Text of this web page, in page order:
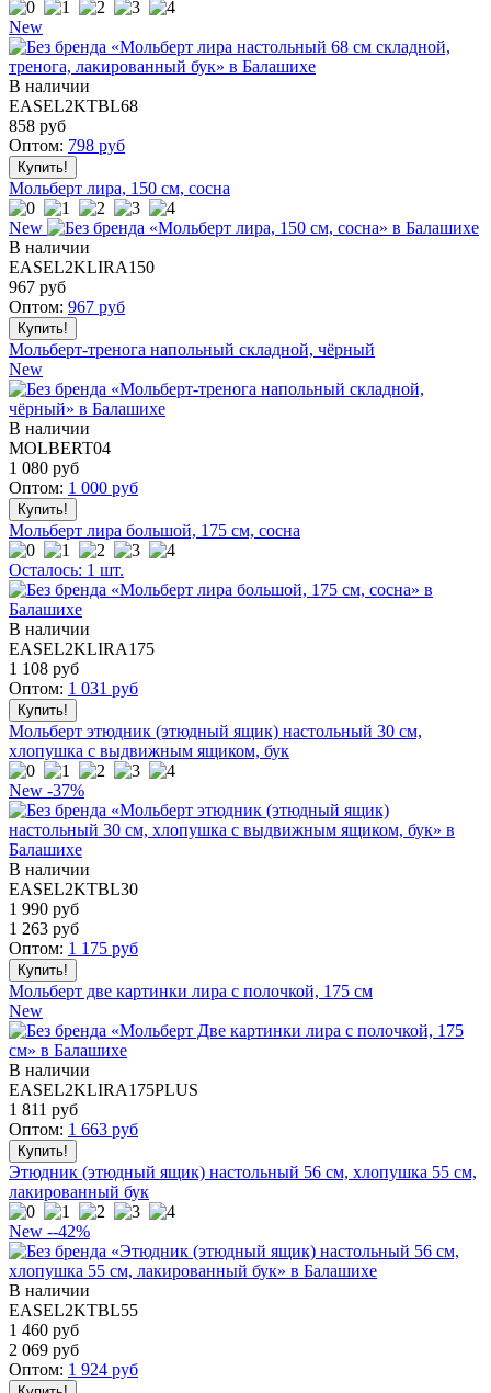
New
В наличии
EASEL2KTBL68
858 руб
Оптом: 798 руб
Мольберт лира, 150 см, сосна
New
В наличии
EASEL2KLIRA150
967 руб
Оптом: 967 руб
Мольберт-тренога напольный складной, чёрный
New
В наличии
MOLBERT04
1 080 руб
Оптом: 1 000 руб
Мольберт лира большой, 175 см, сосна
Осталось: 1 шт.
В наличии
EASEL2KLIRA175
1 108 руб
Оптом: 1 031 руб
Мольберт этюдник (этюдный ящик) настольный 30 см,
хлопушка с выдвижным ящиком, бук
New -37%
В наличии
EASEL2KTBL30
1 990 руб
1 263 руб
Оптом: 1 175 руб
Мольберт две картинки лира с полочкой, 175 см
New
В наличии
EASEL2KLIRA175PLUS
1 811 руб
Оптом: 1 663 руб
Этюдник (этюдный ящик) настольный 56 см, хлопушка 55 см,
лакированный бук
New --42%
В наличии
EASEL2KTBL55
1 460 руб
2 069 руб
Оптом: 1 924 руб